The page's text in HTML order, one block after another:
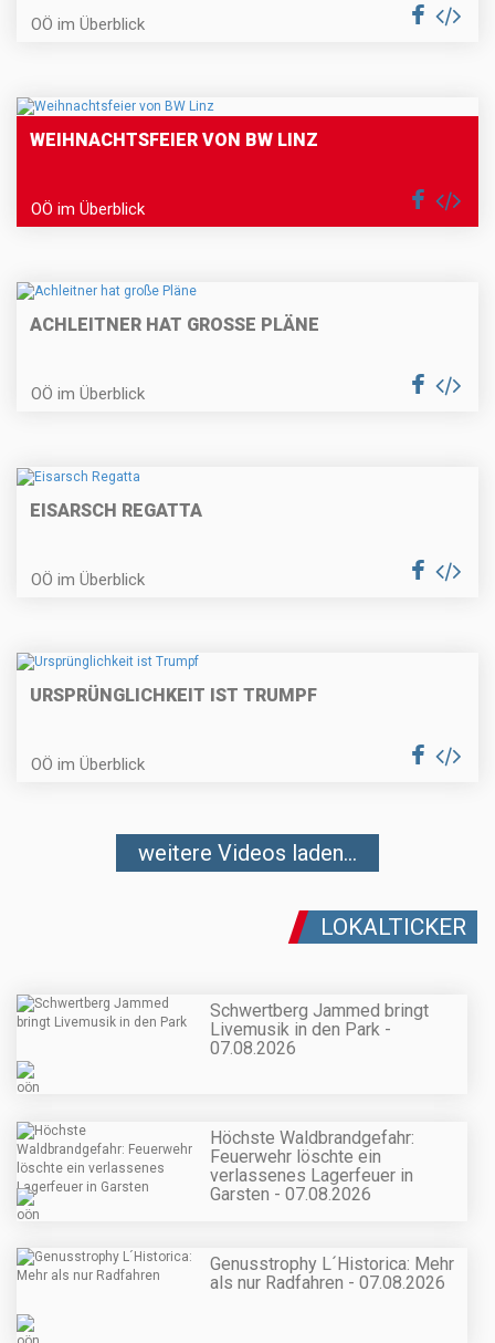
OÖ im Überblick
WEIHNACHTSFEIER VON BW LINZ
OÖ im Überblick
ACHLEITNER HAT GROSSE PLÄNE
OÖ im Überblick
EISARSCH REGATTA
OÖ im Überblick
URSPRÜNGLICHKEIT IST TRUMPF
OÖ im Überblick
weitere Videos laden...
LOKALTICKER
Schwertberg Jammed bringt
Livemusik in den Park -
07.08.2026
Höchste Waldbrandgefahr:
Feuerwehr löschte ein
verlassenes Lagerfeuer in
Garsten - 07.08.2026
Genusstrophy L´Historica: Mehr
als nur Radfahren - 07.08.2026